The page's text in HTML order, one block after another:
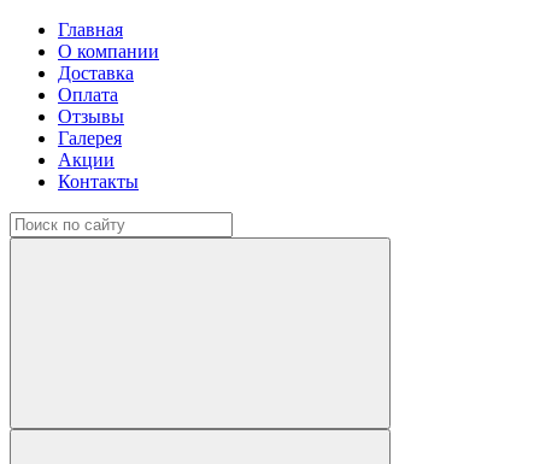
Главная
О компании
Доставка
Оплата
Отзывы
Галерея
Акции
Контакты